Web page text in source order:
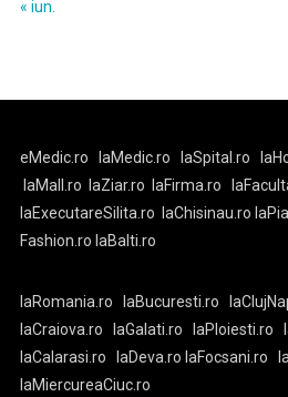
« iun.
eMedic.ro laMedic.ro laSpital.ro
laMall.ro
laZiar.ro laFirma.ro
laExecutareSilita.ro
laChisinau.ro
Fashion.ro laBalti.ro
laRomania.ro laBucuresti.ro
laCraiova.ro
laGalati.ro laPloiesti.ro
laCalarasi.ro
laDeva.ro laFocsani.ro
laMiercureaCiuc.ro